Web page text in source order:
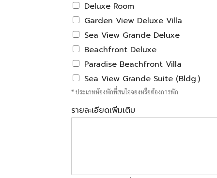
Deluxe Room
Garden View Deluxe Villa
Sea View Grande Deluxe
Beachfront Deluxe
Paradise Beachfront Villa
Sea View Grande Suite (ฺBldg.)
* ประเภทห้องพักที่สนใจจองหรือต้องการพัก
รายละเอียดเพิ่มเติม